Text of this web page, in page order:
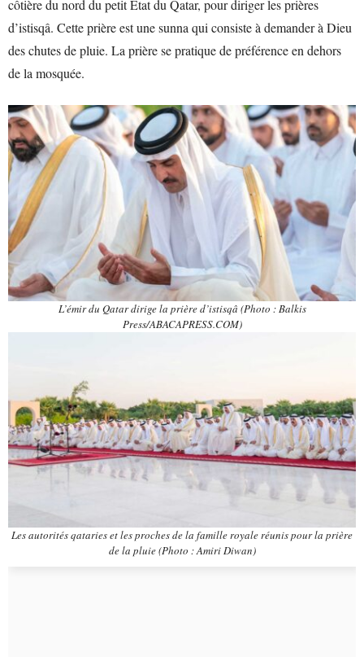
côtière du nord du petit État du Qatar, pour diriger les prières
d’istisqâ. Cette prière est une sunna qui consiste à demander à Dieu
des chutes de pluie. La prière se pratique de préférence en dehors
de la mosquée.
L’émir du Qatar dirige la prière d’istisqâ (Photo : Balkis
Press/ABACAPRESS.COM)
Les autorités qataries et les proches de la famille royale réunis pour la prière
de la pluie (Photo : Amiri Diwan)